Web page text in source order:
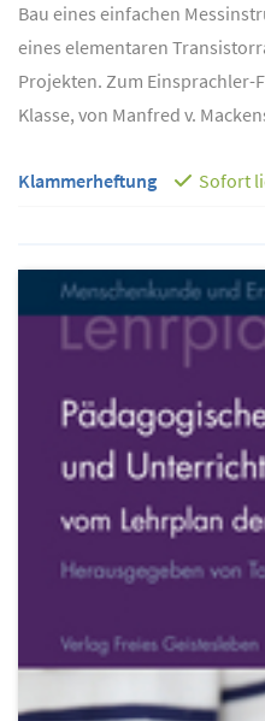
Bau eines einfachen
eines elementaren
Projekten. Zum
Klasse, von Manfred v.
Klammerheftung Sofort